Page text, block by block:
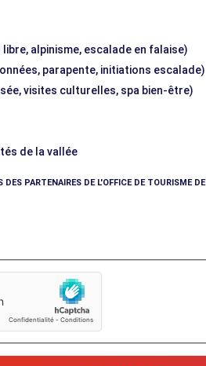
alpinisme, escalade en falaise)
parapente, initiations escalade)
visites culturelles, spa bien-être)
de la vallée
DES PARTENAIRES DE L'OFFICE DE TOURISME